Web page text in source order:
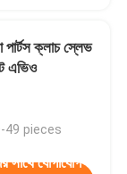
ক্লাচ স্লেভ
এভিও
49 pieces
সাথে যোগাযোগ